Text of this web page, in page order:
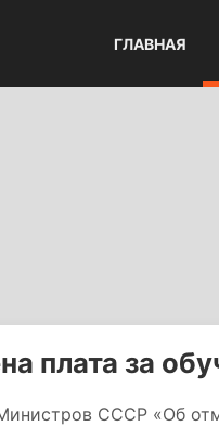
ГЛАВНАЯ
плата за
СССР «Об